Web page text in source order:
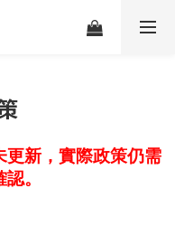
更新，實際政策仍需
。